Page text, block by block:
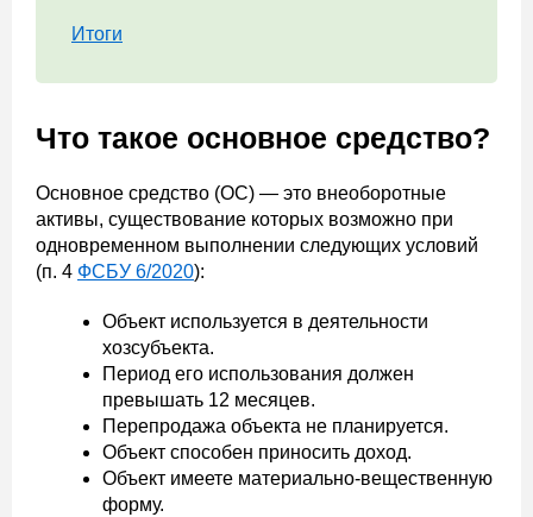
Итоги
Что такое основное средство?
Основное средство (ОС) — это внеоборотные
активы, существование которых возможно при
одновременном выполнении следующих условий
(п. 4 ФСБУ 6/2020):
Объект используется в деятельности
хозсубъекта.
Период его использования должен
превышать 12 месяцев.
Перепродажа объекта не планируется.
Объект способен приносить доход.
Объект имеете материально-вещественную
форму.